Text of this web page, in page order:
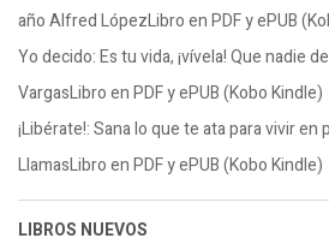
año Alfred LópezLibro en PDF y ePUB
Yo decido: Es tu vida, ¡vívela! Que nadie
VargasLibro en PDF y ePUB (Kobo Kindle)
¡Libérate!: Sana lo que te ata para vivir
LlamasLibro en PDF y ePUB (Kobo Kindle)
LIBROS NUEVOS